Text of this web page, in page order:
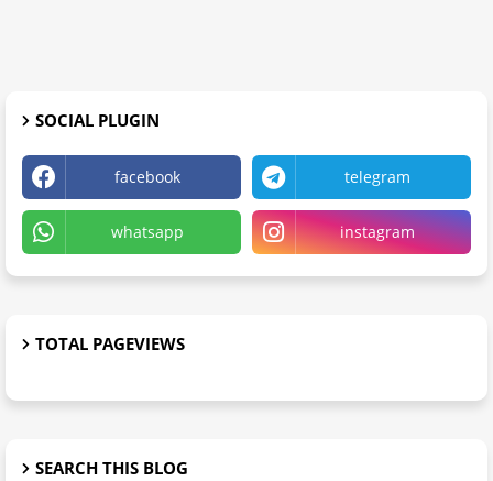
SOCIAL PLUGIN
facebook telegram
whatsapp instagram
TOTAL PAGEVIEWS
SEARCH THIS BLOG